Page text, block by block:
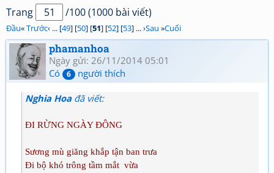
Trang /100 (1000 bài viết)
Đầu«Trước‹ ... [49] [50] [51] [52] [53] ... ›Sau »Cuối
phamanhoa
Ngày gửi: 26/11/2014 05:01
Có
6 người thích
Nghia Hoađã viết:
ĐI RỪNG NGÀY ĐÔNG
Sương mù giăng khắp tận ban trưa
Đi bộ khó trông tầm mắt vừa